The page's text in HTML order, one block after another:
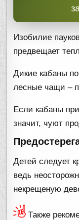
Изобилие
предвещает
Дикие кабаны
лесные чащи –
Если кабаны
значит, чуют
Детей следует
ведь
некрещеную
Также